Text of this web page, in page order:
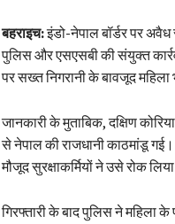
बहराइच:इंडो-नेपाल बॉर्डर पर
पुलिस और एसएसबी की संयुक्त
पर सख्त निगरानी के बावजूद
जानकारी के मुताबिक, दक्षिण
से नेपाल की राजधानी काठमांडू
मौजूद सुरक्षाकर्मियों ने उसे रोक
गिरफ्तारी के बाद पुलिस ने महिला